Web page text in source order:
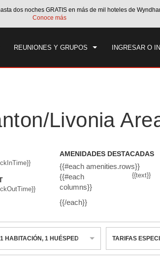
dos noches GRATIS en más de mil hoteles de
Conoce más
REUNIONES Y GRUPOS INGRESAR O
CHECK OUT
VIE, 07 AGO 2026
Livonia
AMENIDADES DESTACADAS
{{#each amenities.rows}}
{{#each
columns}}
{{text}}
{{/each}}
1 HABITACIÓN, 1 HUÉSPED TARIFAS